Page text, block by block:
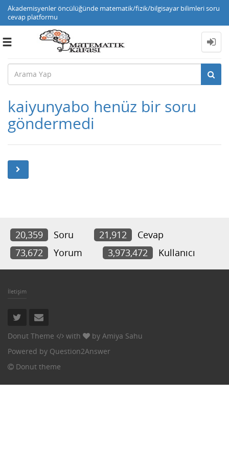
Akademisyenler öncülüğünde matematik/fizik/bilgisayar bilimleri soru
cevap platformu
Toggle
kaiyunyabo henüz bir soru
göndermedi
20,359 Soru 21,912
Cevap
73,672
Yorum 3,973,472 Kullanıcı
İletişim
Donut Theme with by Amiya Sahu
Powered by Question2Answer
Donut theme